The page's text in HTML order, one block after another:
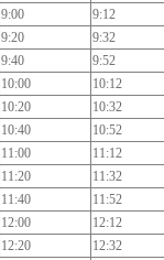
9:00 9:12
9:20 9:32
9:40 9:52
10:00 10:12
10:20 10:32
10:40 10:52
11:00 11:12
11:20 11:32
11:40 11:52
12:00 12:12
12:20 12:32